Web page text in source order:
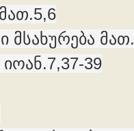
მსახურება
39